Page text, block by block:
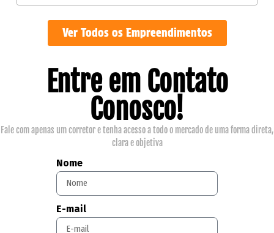
Ver Todos os Empreendimentos
Entre em Contato
Conosco!
Fale com apenas um corretor e tenha acesso a todo o mercado de uma forma direta,
clara e objetiva
Nome
E-mail